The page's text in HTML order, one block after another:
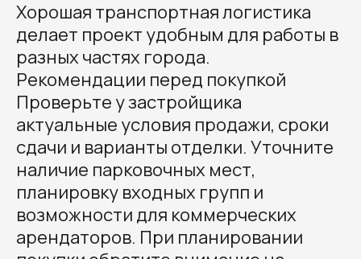
Хорошая транспортная логистика
делает проект удобным для работы в
разных частях города.
Рекомендации перед покупкой
Проверьте у застройщика
актуальные условия продажи, сроки
сдачи и варианты отделки. Уточните
наличие парковочных мест,
планировку входных групп и
возможности для коммерческих
арендаторов. При планировании